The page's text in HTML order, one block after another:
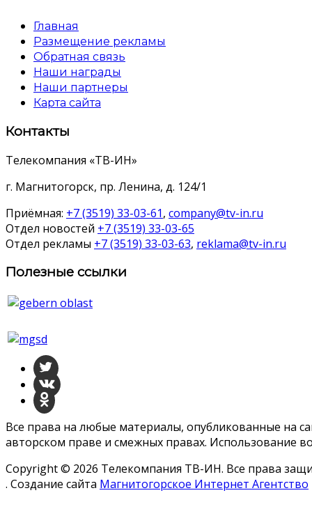
Главная
Размещение рекламы
Обратная связь
Наши награды
Наши партнеры
Карта сайта
Контакты
Телекомпания «ТВ-ИН»
г. Магнитогорск, пр. Ленина, д. 124/1
Приёмная: +7 (3519) 33-03-61, company@tv-in.ru
Отдел новостей +7 (3519) 33-03-65
Отдел рекламы +7 (3519) 33-03-63, reklama@tv-in.ru
Полезные ссылки
Все права на любые материалы, опубликованные на
авторском праве и смежных правах. Использование
Copyright © 2026 Телекомпания ТВ-ИН. Все права
. Создание сайта Магнитогорское Интернет Агентство